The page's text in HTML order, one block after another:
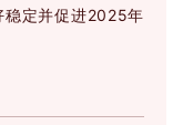
稳定并促进2025年